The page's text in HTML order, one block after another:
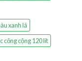
xanh lá
công cộng 120 lít